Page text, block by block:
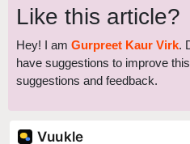
Like this article?
Hey! I am Gurpreet Kaur Virk.
have suggestions to improve
suggestions and feedback.